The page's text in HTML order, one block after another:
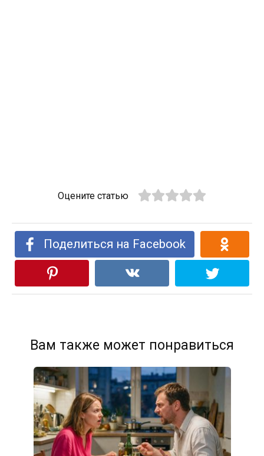
Оцените статью
Поделиться на Facebook
Вам также может понравиться